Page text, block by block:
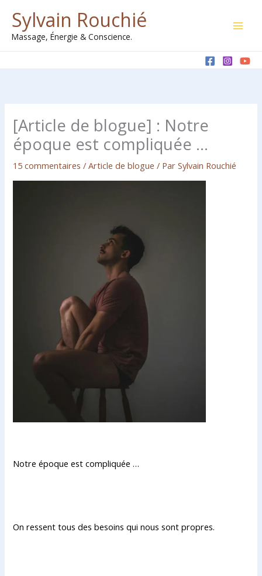
contenu
Sylvain Rouchié
Massage, Énergie & Conscience.
[Article de blogue] : Notre
époque est compliquée …
15 commentaires /Article de blogue / ParSylvain Rouchié
Notre époque est compliquée …
On ressent tous des besoins qui nous sont propres.